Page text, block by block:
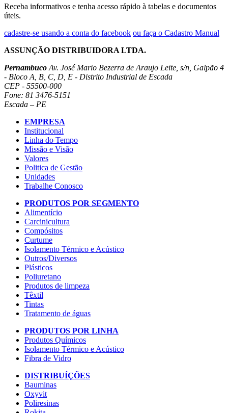
Receba informativos e tenha acesso rápido à tabelas e documentos
úteis.
cadastre-se usando a conta do facebook ou faça o Cadastro Manual
ASSUNÇÃO DISTRIBUIDORA LTDA.
Pernambuco Av. José Mario Bezerra de Araujo Leite, s/n, Galpão 4
- Bloco A, B, C, D, E - Distrito Industrial de Escada
CEP - 55500-000
Fone: 81 3476-5151
Escada – PE
EMPRESA
Institucional
Linha do Tempo
Missão e Visão
Valores
Politica de Gestão
Unidades
Trabalhe Conosco
PRODUTOS POR SEGMENTO
Alimentício
Carcinicultura
Compósitos
Curtume
Isolamento Térmico e Acústico
Outros/Diversos
Plásticos
Poliuretano
Produtos de limpeza
Têxtil
Tintas
Tratamento de águas
PRODUTOS POR LINHA
Produtos Químicos
Isolamento Térmico e Acústico
Fibra de Vidro
DISTRIBUÍÇÕES
Bauminas
Oxyvit
Poliresinas